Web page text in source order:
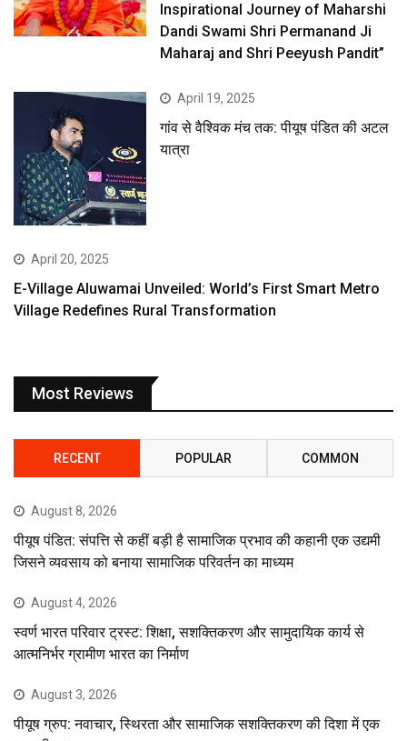
Inspirational Journey of Maharshi
Dandi Swami Shri Permanand Ji
Maharaj and Shri Peeyush Pandit”
April 19, 2025
गांव से वैश्विक मंच तक: पीयूष पंडित की अटल
यात्रा
April 20, 2025
E-Village Aluwamai Unveiled: World’s First Smart Metro
Village Redefines Rural Transformation
Most Reviews
RECENT POPULAR COMMON
August 8, 2026
पीयूष पंडित: संपत्ति से कहीं बड़ी है सामाजिक प्रभाव की कहानी एक उद्यमी
जिसने व्यवसाय को बनाया सामाजिक परिवर्तन का माध्यम
August 4, 2026
स्वर्ण भारत परिवार ट्रस्ट: शिक्षा, सशक्तिकरण और सामुदायिक कार्य से
आत्मनिर्भर ग्रामीण भारत का निर्माण
August 3, 2026
पीयूष ग्रुप: नवाचार, स्थिरता और सामाजिक सशक्तिकरण की दिशा में एक